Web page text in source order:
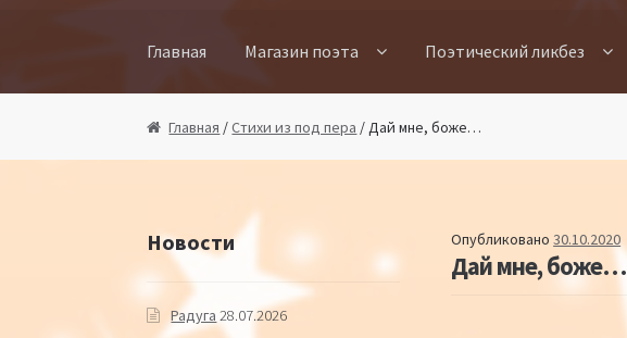
Главная Магазин поэта Поэтический ликбез
Главная /Стихи из под пера / Дай мне, боже…
Опубликовано30.10.2020
Дай мне, боже…
Новости
Радуга 28.07.2026